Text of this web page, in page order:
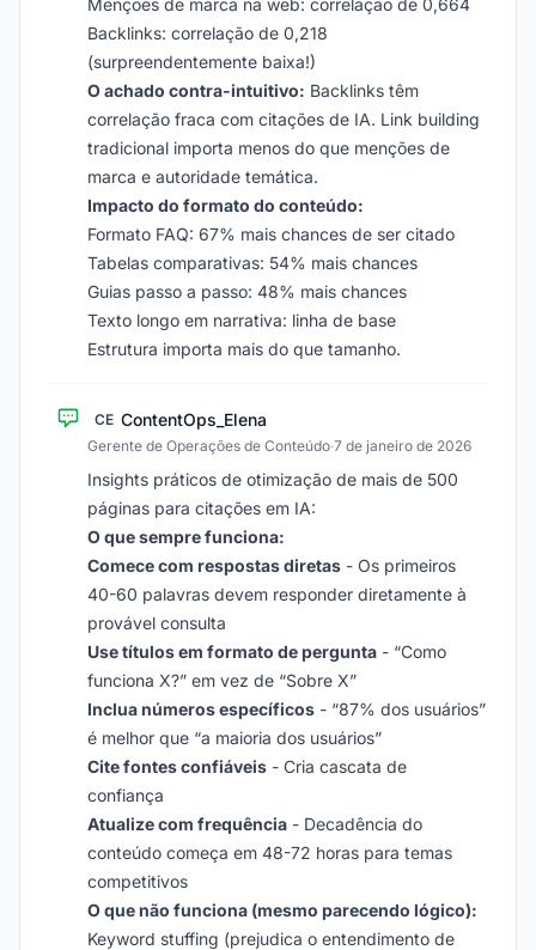
Menções de marca na web: correlação de 0,664
Backlinks: correlação de 0,218
(surpreendentemente baixa!)
O achado contra-intuitivo: Backlinks têm
correlação fraca com citações de IA. Link building
tradicional importa menos do que menções de
marca e autoridade temática.
Impacto do formato do conteúdo:
Formato FAQ: 67% mais chances de ser citado
Tabelas comparativas: 54% mais chances
Guias passo a passo: 48% mais chances
Texto longo em narrativa: linha de base
Estrutura importa mais do que tamanho.
CE ContentOps_Elena
Gerente de Operações de Conteúdo·7 de janeiro de 2026
Insights práticos de otimização de mais de 500
páginas para citações em IA:
O que sempre funciona:
Comece com respostas diretas - Os primeiros
40-60 palavras devem responder diretamente à
provável consulta
Use títulos em formato de pergunta - “Como
funciona X?” em vez de “Sobre X”
Inclua números específicos - “87% dos usuários”
é melhor que “a maioria dos usuários”
Cite fontes confiáveis - Cria cascata de
confiança
Atualize com frequência - Decadência do
conteúdo começa em 48-72 horas para temas
competitivos
O que não funciona (mesmo parecendo lógico):
Keyword stuffing (prejudica o entendimento de